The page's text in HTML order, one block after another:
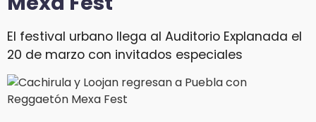
El festival urbano llega al Auditorio Explanada el
20 de marzo con invitados especiales